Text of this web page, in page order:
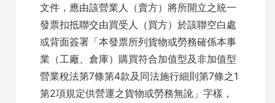
文件，應由該營業人（賣方）將所開立之統一
發票扣抵聯交由買受人（買方）於該聯空白處
或背面簽署「本發票所列貨物或勞務確係本事
業（工廠、倉庫）購買符合加值型及非加值型
營業稅法第7條第4款及同法施行細則第7條之1
第2項規定供營運之貨物或勞務無訛」字樣，